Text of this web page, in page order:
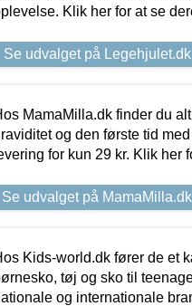
Klik her for at se
Se udvalget på Legehjulet.dk
MamaMilla.dk finder du
og den første tid
for kun 29 kr. Klik her
Se udvalget på MamaMilla.dk
Kids-world.dk fører de et
tøj og sko til
og internationale